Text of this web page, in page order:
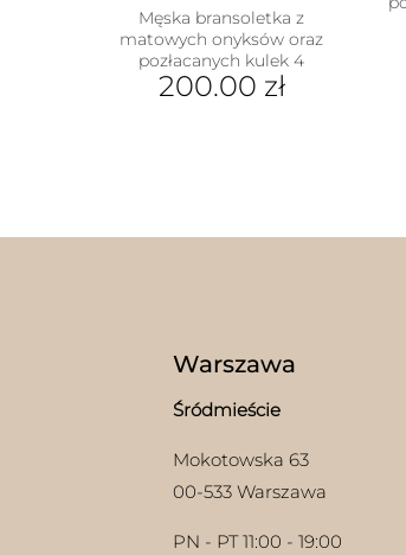
Męska bransoletka z
matowych onyksów oraz
pozłacanych kulek 4
200.00 zł
Warszawa
Śródmieście
Mokotowska 63
00-533 Warszawa
PN - PT 11:00 - 19:00